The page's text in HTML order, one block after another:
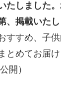
たしました
、掲載いたし
すすめ、子
とめてお届け
開）